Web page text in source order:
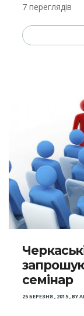
7 переглядів
семінар
25 БЕРЕЗНЯ , 2015,BY